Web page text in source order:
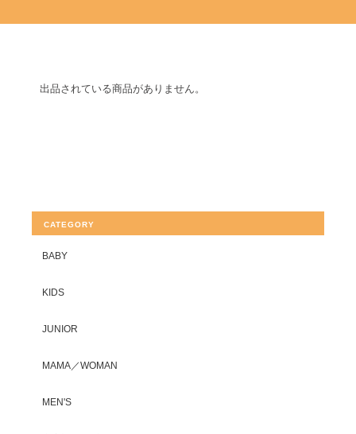
出品されている商品がありません。
CATEGORY
BABY
KIDS
JUNIOR
MAMA／WOMAN
MEN'S